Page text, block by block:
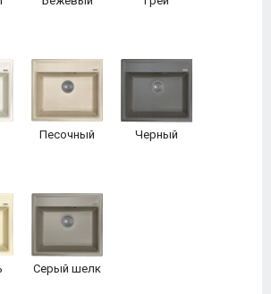
Песочный Черный
Серый шелк